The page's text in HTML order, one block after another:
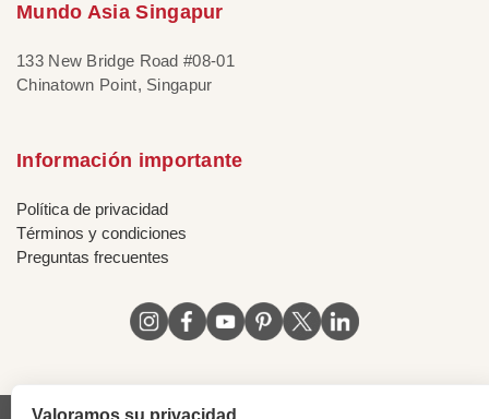
Mundo Asia Singapur
133 New Bridge Road #08-01
Chinatown Point, Singapur
Información importante
Política de privacidad
Términos y condiciones
Preguntas frecuentes
Valoramos su privacidad